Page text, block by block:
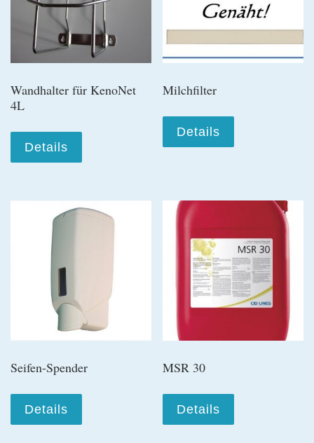
Wandhalter für KenoNet
4L
Details
Milchfilter
Details
Seifen-Spender
Details
MSR 30
Details